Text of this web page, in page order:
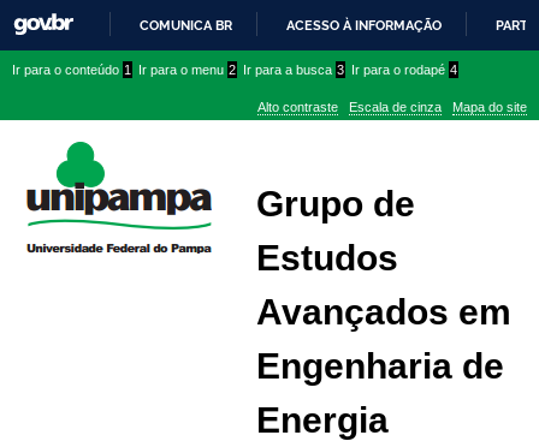
PARA
CONTEÚDO
COMUNICA BR ACESSO À INFORMAÇÃO
conteúdo
menu
superior
menu
Ir para o conteúdo 1 Ir para o menu 2 Ir para a busca 3 Ir para o rodapé 4
Alto contraste Escala de cinza Mapa do site
Grupo de
Estudos
Avançados em
Engenharia de
Energia